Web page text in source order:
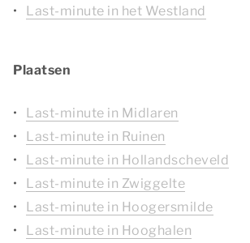
Last-minute in het Westland
Plaatsen
Last-minute in Midlaren
Last-minute in Ruinen
Last-minute in Hollandscheveld
Last-minute in Zwiggelte
Last-minute in Hoogersmilde
Last-minute in Hooghalen